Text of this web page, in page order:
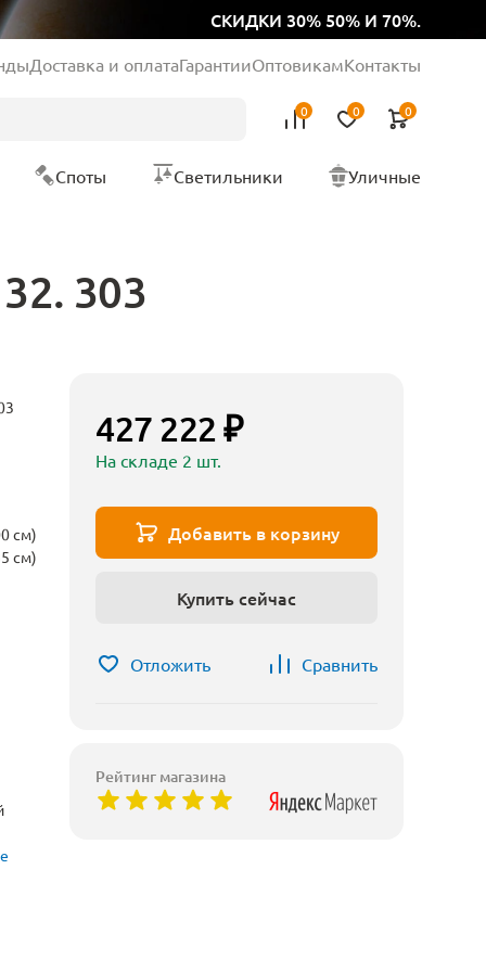
СКИДКИ 30% 50% И 70%.
Доставка и оплатаГарантииОптовикамКонтакты
0 0 0
Споты Светильники Уличные
303
см)
см)
427 222 ₽
На складе 2 шт.
Добавить в корзину
Купить сейчас
Отложить Сравнить
Рейтинг магазина